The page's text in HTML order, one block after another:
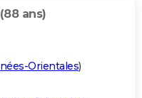
(88 ans)
Orientales)